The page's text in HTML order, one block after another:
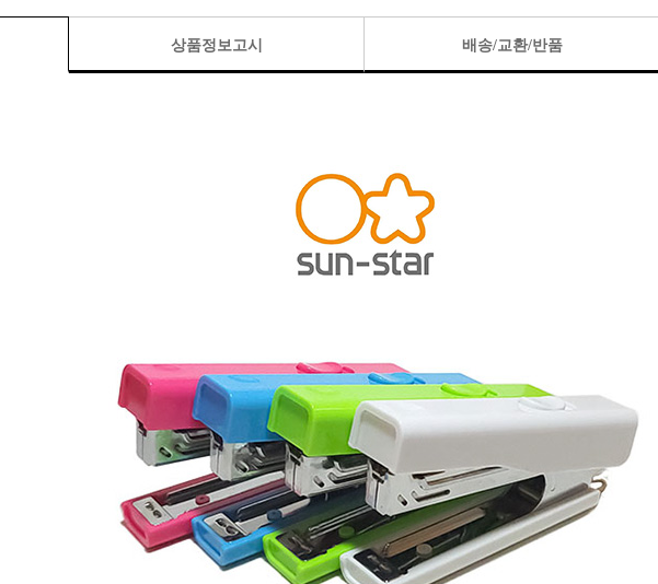
상품정보고시 배송/교환/반품